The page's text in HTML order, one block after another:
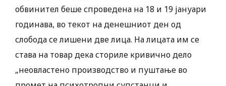
обвинител беше спроведена на 18 и 19 јануари
годинава, во текот на денешниот ден од
слобода се лишени две лица. На лицата им се
става на товар дека сториле кривично дело
„неовластено производство и пуштање во